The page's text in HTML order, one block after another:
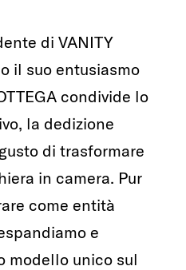
di VANITY
il suo entusiasmo
condivide lo
la dedizione
di trasformare
in camera. Pur
come entità
e
modello unico sul